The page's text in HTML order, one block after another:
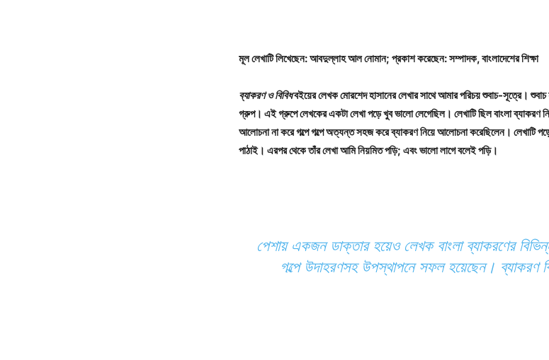
মূল লেখাটি লিখেছেন: আবদুল্লাহ আল নোমান; প্রকাশ করেছেন: সম্পাদক, বাংলাদেশের শিক্ষা
ব্যাকরণ ও বিবিধবইয়ের লেখক মোরশেদ হাসানের লেখার সাথে আমার পরিচয় শুবাচ-সূত্রে। শুবাচ
গ্রুপ। এই গ্রুপে লেখকের একটা লেখা পড়ে খুব ভালো লেগেছিল। লেখাটি ছিল বাংলা ব্যাকরণ
আলোচনা না করে গল্পে গল্পে অত্যন্ত সহজ করে ব্যাকরণ নিয়ে আলোচনা করেছিলেন। লেখাটি
পাঠাই। এরপর থেকে তাঁর লেখা আমি নিয়মিত পড়ি; এবং ভালো লাগে বলেই পড়ি।
পেশায় একজন ডাক্তার হয়েও লেখক বাংলা ব্যাকরণের
গল্পে উদাহরণসহ উপস্থাপনে সফল হয়েছেন। ব্যাকরণ